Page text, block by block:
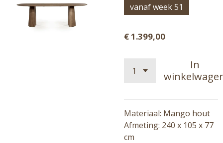
vanaf week 51
€ 1.399,00
In
Materiaal: Mango hout
Afmeting: 240 x 105 x 77
cm